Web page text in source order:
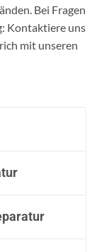
Bei Fragen
Kontaktiere uns
mit unseren